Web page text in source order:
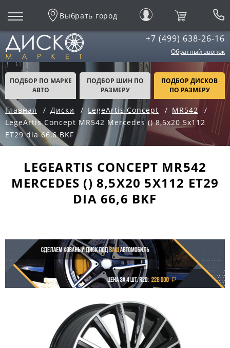
Выбрать город
+7 (499) 638-26-16
Обратный звонок
ПОДБОР ПО МАРКЕ
АВТО
ПОДБОР ШИН ПО
РАЗМЕРУ
ПОДБОР ДИСКОВ
ПО РАЗМЕРУ
Главная Диски LegeArtis Concept
MR542
LegeArtis Concept MR542 Mercedes () 8,5x20 5x112
ET29 dia 66,6 BKF
LEGEARTIS CONCEPT MR542
MERCEDES () 8,5X20 5X112 ET29
DIA 66,6 BKF